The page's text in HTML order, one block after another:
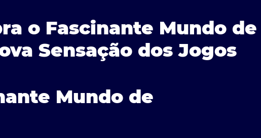
o Fascinante Mundo de
Sensação dos Jogos
Mundo de